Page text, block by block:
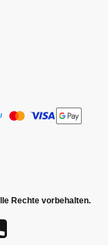
Rechte vorbehalten.